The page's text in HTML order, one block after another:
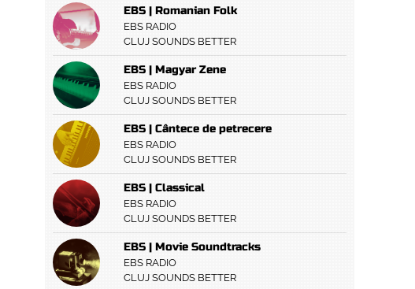
EBS | Romanian Folk
EBS RADIO
CLUJ SOUNDS BETTER
EBS | Magyar Zene
EBS RADIO
CLUJ SOUNDS BETTER
EBS | Cântece de petrecere
EBS RADIO
CLUJ SOUNDS BETTER
EBS | Classical
EBS RADIO
CLUJ SOUNDS BETTER
EBS | Movie Soundtracks
EBS RADIO
CLUJ SOUNDS BETTER